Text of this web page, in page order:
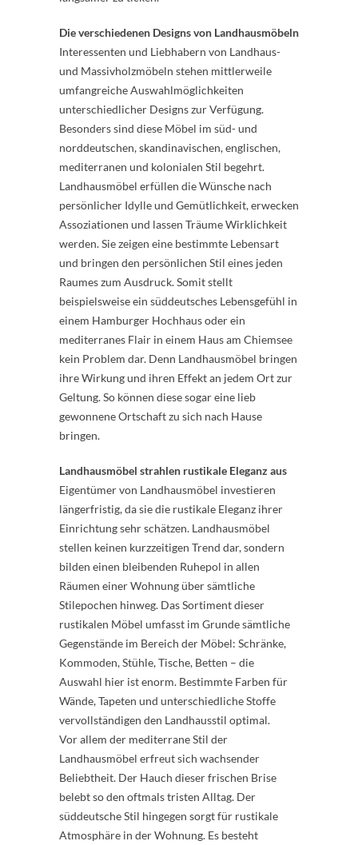
Die verschiedenen Designs von Landhausmöbeln
Interessenten und Liebhabern von Landhaus-
und Massivholzmöbeln stehen mittlerweile
umfangreiche Auswahlmöglichkeiten
unterschiedlicher Designs zur Verfügung.
Besonders sind diese Möbel im süd- und
norddeutschen, skandinavischen, englischen,
mediterranen und kolonialen Stil begehrt.
Landhausmöbel erfüllen die Wünsche nach
persönlicher Idylle und Gemütlichkeit, erwecken
Assoziationen und lassen Träume Wirklichkeit
werden. Sie zeigen eine bestimmte Lebensart
und bringen den persönlichen Stil eines jeden
Raumes zum Ausdruck. Somit stellt
beispielsweise ein süddeutsches Lebensgefühl in
einem Hamburger Hochhaus oder ein
mediterranes Flair in einem Haus am Chiemsee
kein Problem dar. Denn Landhausmöbel bringen
ihre Wirkung und ihren Effekt an jedem Ort zur
Geltung. So können diese sogar eine lieb
gewonnene Ortschaft zu sich nach Hause
bringen.
Landhausmöbel strahlen rustikale Eleganz aus
Eigentümer von Landhausmöbel investieren
längerfristig, da sie die rustikale Eleganz ihrer
Einrichtung sehr schätzen. Landhausmöbel
stellen keinen kurzzeitigen Trend dar, sondern
bilden einen bleibenden Ruhepol in allen
Räumen einer Wohnung über sämtliche
Stilepochen hinweg. Das Sortiment dieser
rustikalen Möbel umfasst im Grunde sämtliche
Gegenstände im Bereich der Möbel: Schränke,
Kommoden, Stühle, Tische, Betten – die
Auswahl hier ist enorm. Bestimmte Farben für
Wände, Tapeten und unterschiedliche Stoffe
vervollständigen den Landhausstil optimal.
Vor allem der mediterrane Stil der
Landhausmöbel erfreut sich wachsender
Beliebtheit. Der Hauch dieser frischen Brise
belebt so den oftmals tristen Alltag. Der
süddeutsche Stil hingegen sorgt für rustikale
Atmosphäre in der Wohnung. Es besteht